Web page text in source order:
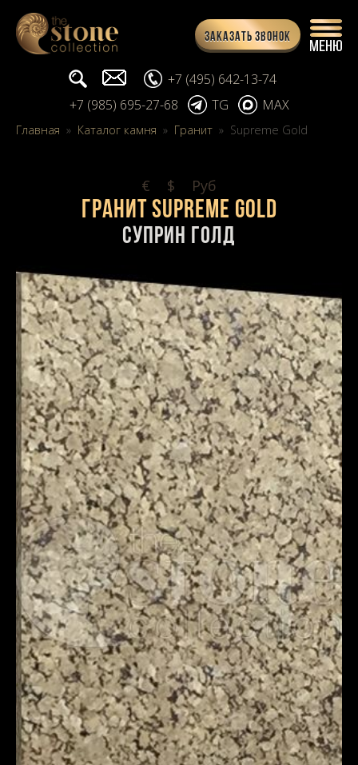
Заказать звонок
Поиск... info@stone-collection.ru
+7 (495) 642-13-74
+7 (985) 695-27-68
TG MAX
Главная » Каталог камня » Гранит » Supreme Gold
€ $ Pуб
Гранит Supreme Gold
Суприн Голд